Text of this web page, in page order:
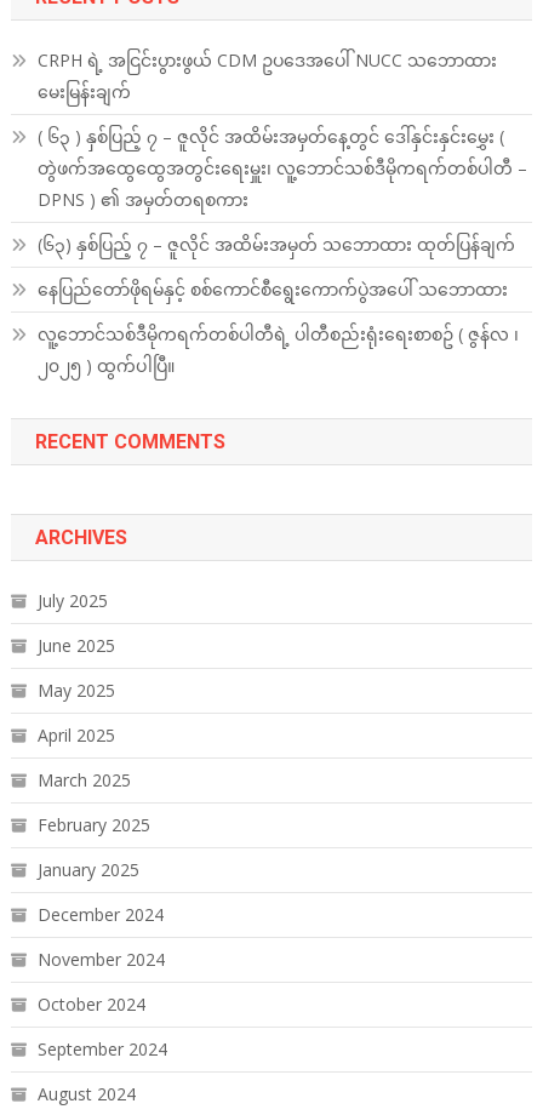
CRPH ရဲ့ အငြင်းပွားဖွယ် CDM ဥပဒေအပေါ် NUCC သဘောထား
မေးမြန်းချက်
( ၆၃ ) နှစ်ပြည့် ၇ – ဇူလိုင် အထိမ်းအမှတ်နေ့တွင် ဒေါ်နှင်းနှင်းမွှေး (
တွဲဖက်အထွေထွေအတွင်းရေးမှူး၊ လူ့ဘောင်သစ်ဒီမိုကရက်တစ်ပါတီ –
DPNS ) ၏ အမှတ်တရစကား
(၆၃) နှစ်ပြည့် ၇ – ဇူလိုင် အထိမ်းအမှတ် သဘောထား ထုတ်ပြန်ချက်
နေပြည်တော်ဖိုရမ်နှင့် စစ်ကောင်စီရွေးကောက်ပွဲအပေါ် သဘောထား
လူ့ဘောင်သစ်ဒီမိုကရက်တစ်ပါတီရဲ့ ပါတီစည်းရုံးရေးစာစဥ် ( ဇွန်လ ၊
၂၀၂၅ ) ထွက်ပါပြီ။
RECENT COMMENTS
ARCHIVES
July 2025
June 2025
May 2025
April 2025
March 2025
February 2025
January 2025
December 2024
November 2024
October 2024
September 2024
August 2024